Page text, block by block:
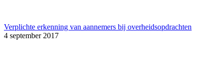
Verplichte erkenning van aannemers bij overheidsopdrachten
4 september 2017